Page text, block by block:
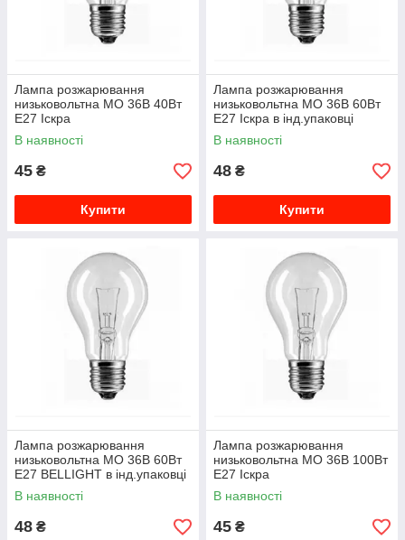
Лампа розжарювання
низьковольтна МО 36В 40Вт
Е27 Іскра
В наявності
45 ₴
Купити
Лампа розжарювання
низьковольтна МО 36В 60Вт
Е27 Іскра в інд.упаковці
В наявності
48 ₴
Купити
Лампа розжарювання
низьковольтна МО 36В 60Вт
Е27 BELLIGHT в інд.упаковці
В наявності
48 ₴
Лампа розжарювання
низьковольтна МО 36В 100Вт
Е27 Іскра
В наявності
45 ₴